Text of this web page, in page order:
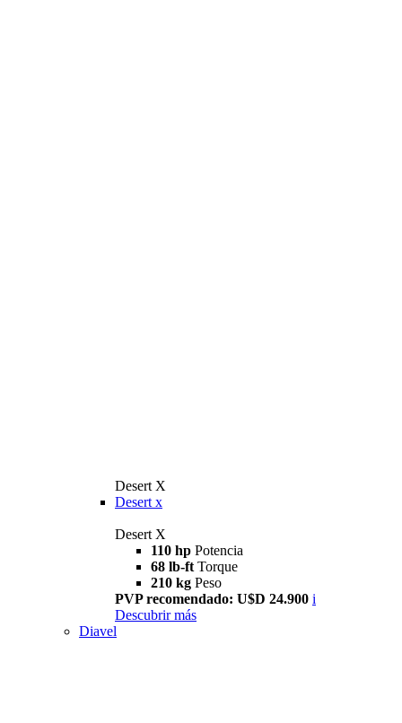
Desert X
Desert x
Desert X
110 hp Potencia
68 lb-ft Torque
210 kg Peso
PVP recomendado: U$D 24.900 i
Descubrir más
Diavel